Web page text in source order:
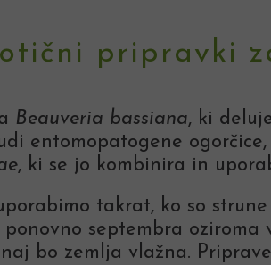
pripravki
Beauveria bassiana, ki
entomopatogene
, ki se jo kombinira in
takrat, ko so
septembra
bo zemlja vlažna.